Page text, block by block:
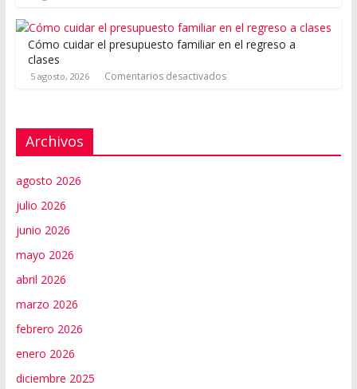
Cómo cuidar el presupuesto familiar en el regreso a
clases
5 agosto, 2026 Comentarios desactivados
Archivos
agosto 2026
julio 2026
junio 2026
mayo 2026
abril 2026
marzo 2026
febrero 2026
enero 2026
diciembre 2025